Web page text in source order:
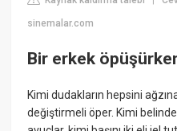
sinemalar.com
Bir erkek
Kimi dudakların hepsini
değiştirmeli öper. Kimi belinden